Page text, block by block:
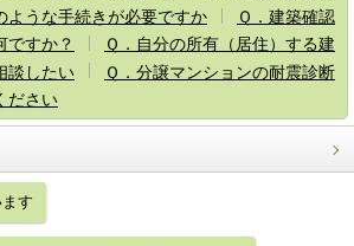
ような手続きが必要ですか
Ｑ．建築確認
ですか？
Ｑ．自分の所有（居住）する建
談したい
Ｑ．分譲マンションの耐震診断
ださい
す